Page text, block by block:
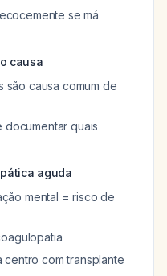
se má
causa
são causa comum de
documentar quais
aguda
mental = risco de
com transplante